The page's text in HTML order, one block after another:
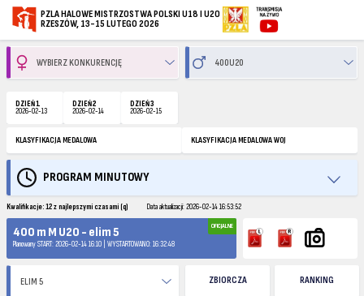
PZLA HALOWE MISTRZOSTWA POLSKI U18 I U20
RZESZÓW, 13-15 LUTEGO 2026
DZIEŃ 1
2026-02-13
DZIEŃ 2
2026-02-14
DZIEŃ 3
2026-02-15
KLASYFIKACJA MEDALOWA KLASYFIKACJA MEDALOWA WOJ
PROGRAM MINUTOWY
Kwalifikacje: 12 z najlepszymi czasami (q) Data aktualizacji: 2026-02-14 16:53:52
400 m M U20 - elim 5
Planowany START: 2026-02-14 16:10 | WYSTARTOWANO: 16:32:48
OFICJALNE
ZBIORCZA RANKING